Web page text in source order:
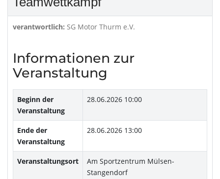
verantwortlich: SG Motor Thurm e.V.
Informationen zur
Veranstaltung
Beginn der
Veranstaltung
28.06.2026 10:00
Ende der
Veranstaltung
28.06.2026 13:00
Veranstaltungsort
Am Sportzentrum Mülsen-
Stangendorf